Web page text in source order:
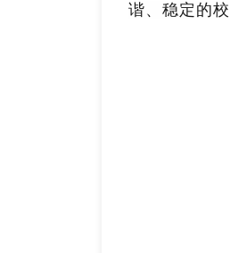
谐、稳定的校